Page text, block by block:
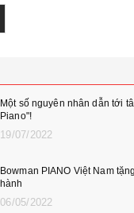
Một số nguyên nhân dẫn tới
Piano"!
19/07/2022
Bowman PIANO Việt Nam
hành
06/05/2022